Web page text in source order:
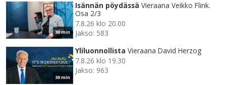
30 min
Isännän pöydässä Vieraana Veikko Flink.
Osa 2/3
7.8.26 klo 20.00
Jakso: 583
30 min
Yliluonnollista Vieraana David Herzog
7.8.26 klo 19.30
Jakso: 963